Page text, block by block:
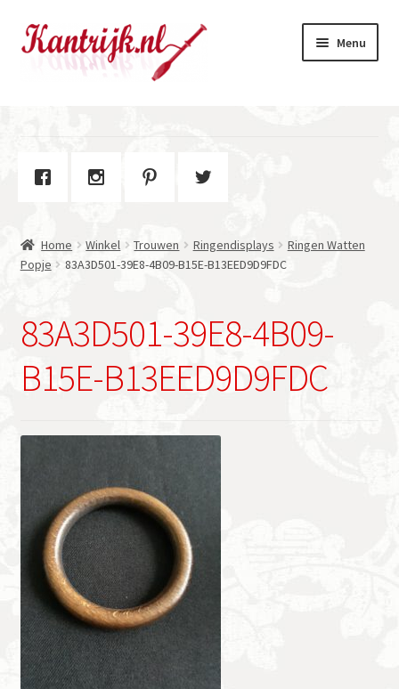
Ga
door
Ga
naar
Menu
Contact
Home Winkel Trouwen Ringendisplays
Ringen Watten
Popje
83A3D501-39E8-4B09-B15E-B13EED9D9FDC
83A3D501-39E8-4B09-
B15E-B13EED9D9FDC